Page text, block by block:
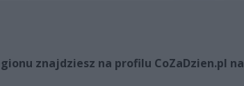
znajdziesz na profilu CoZaDzien.pl na